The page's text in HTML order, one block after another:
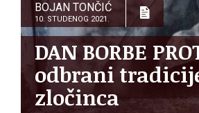
BOJAN TONČIĆ
10. STUDENOG 2021.
DAN BORBE
odbrani
zločinca